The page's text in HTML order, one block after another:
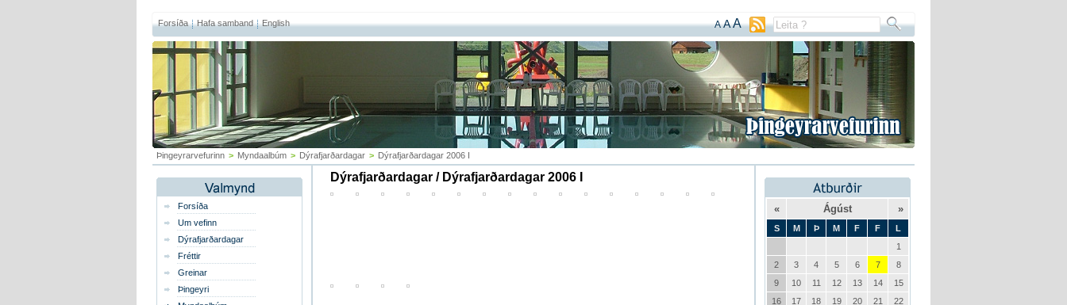
Forsíða Hafa samband English A AA
Þingeyrarvefurinn > Myndaalbúm > Dýrafjarðardagar > Dýrafjarðardagar 2006 I
Forsíða
Um vefinn
Dýrafjarðardagar
Fréttir
Greinar
Þingeyri
Dýrafjarðardagar / Dýrafjarðardagar 2006 I
« Ágúst »
S M Þ M F F
L
1
2
3 4 5 6 7
8
9
10 11 12 13 14
15
16
17 18 19 20 21
22